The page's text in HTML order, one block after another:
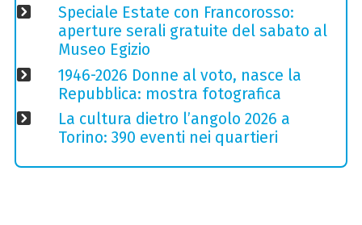
Speciale Estate con Francorosso:
aperture serali gratuite del sabato al
Museo Egizio
1946-2026 Donne al voto, nasce la
Repubblica: mostra fotografica
La cultura dietro l’angolo 2026 a
Torino: 390 eventi nei quartieri